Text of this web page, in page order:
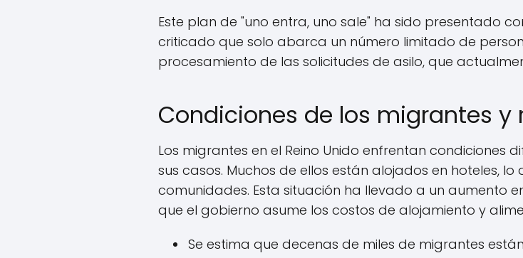
Este plan de "uno entra, uno sale" ha sido presentado
criticado que solo abarca un número limitado de
procesamiento de las solicitudes de asilo, que
Condiciones de los migrantes y
Los migrantes en el Reino Unido enfrentan condiciones
sus casos. Muchos de ellos están alojados en hoteles,
comunidades. Esta situación ha llevado a un aumento
que el gobierno asume los costos de alojamiento y
Se estima que decenas de miles de migrantes